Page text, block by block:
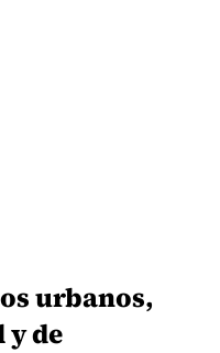
urbanos,
y de